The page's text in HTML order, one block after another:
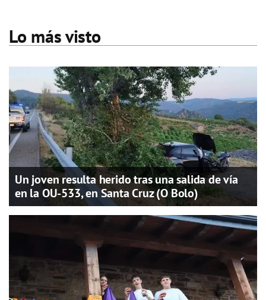
Lo más visto
Un joven resulta herido tras una salida de vía
en la OU-533, en Santa Cruz (O Bolo)